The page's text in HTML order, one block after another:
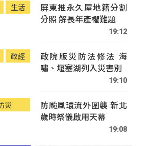
生活
屏東推永久屋地籍分割
分照 解長年產權難題
19:12
政經
政院版災防法修法 海
嘯、堰塞湖列入災害別
19:10
災
防颱風環流外圍襲 新北
歲時祭儀啟用天幕
19:08